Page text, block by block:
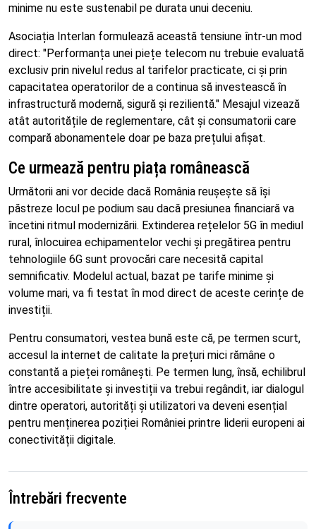
minime nu este sustenabil pe durata unui deceniu.
Asociația Interlan formulează această tensiune într-un mod
direct: "Performanța unei piețe telecom nu trebuie evaluată
exclusiv prin nivelul redus al tarifelor practicate, ci și prin
capacitatea operatorilor de a continua să investească în
infrastructură modernă, sigură și rezilientă." Mesajul vizează
atât autoritățile de reglementare, cât și consumatorii care
compară abonamentele doar pe baza prețului afișat.
Ce urmează pentru piața românească
Următorii ani vor decide dacă România reușește să își
păstreze locul pe podium sau dacă presiunea financiară va
încetini ritmul modernizării. Extinderea rețelelor 5G în mediul
rural, înlocuirea echipamentelor vechi și pregătirea pentru
tehnologiile 6G sunt provocări care necesită capital
semnificativ. Modelul actual, bazat pe tarife minime și
volume mari, va fi testat în mod direct de aceste cerințe de
investiții.
Pentru consumatori, vestea bună este că, pe termen scurt,
accesul la internet de calitate la prețuri mici rămâne o
constantă a pieței românești. Pe termen lung, însă, echilibrul
între accesibilitate și investiții va trebui regândit, iar dialogul
dintre operatori, autorități și utilizatori va deveni esențial
pentru menținerea poziției României printre liderii europeni ai
conectivității digitale.
Întrebări frecvente